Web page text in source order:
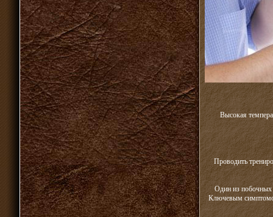
Высокая
Проводить
Один из побочных
Ключевым